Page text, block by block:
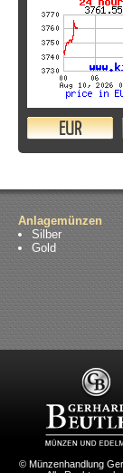
EUR
Anlagemünzen
Silber
Gold
© Münzenhandlung